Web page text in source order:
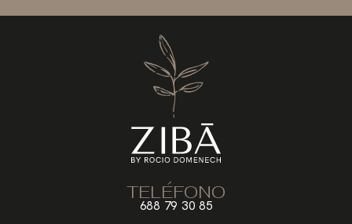
TELÉFONO
688 79 30 85